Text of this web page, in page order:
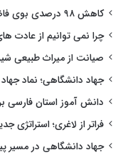
کاهش ۹۸ درصدی بوی فاضلاب با نانوفیلتر ایرانی
چرا نمی توانیم از عادت
صیانت از میراث طبیعی
جهاد دانشگاهی؛ نماد
دانش آموز استان فارسی
فراتر از لاغری؛
جهاد دانشگاهی در مسیر